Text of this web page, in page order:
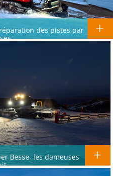
des pistes par
Besse, les dameuses